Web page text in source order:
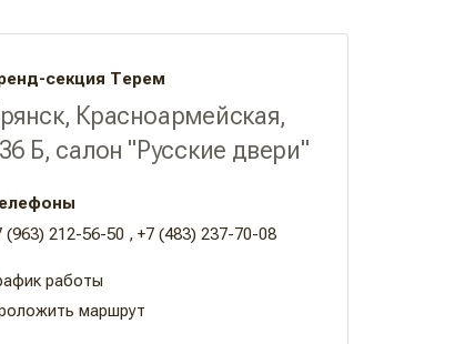
секция Терем
Красноармейская,
Б, салон "Русские двери"
(963) 212-56-50 , +7 (483) 237-70-08
маршрут